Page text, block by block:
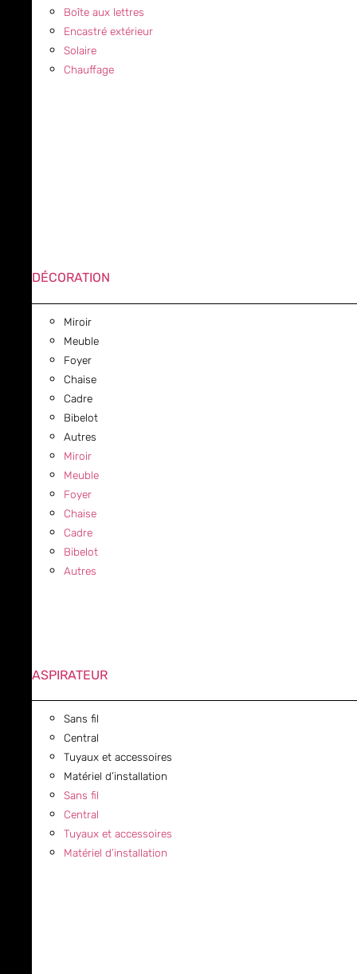
Boîte aux lettres
Encastré extérieur
Solaire
Chauffage
DÉCORATION
Miroir
Meuble
Foyer
Chaise
Cadre
Bibelot
Autres
Miroir
Meuble
Foyer
Chaise
Cadre
Bibelot
Autres
ASPIRATEUR
Sans fil
Central
Tuyaux et accessoires
Matériel d’installation
Sans fil
Central
Tuyaux et accessoires
Matériel d’installation